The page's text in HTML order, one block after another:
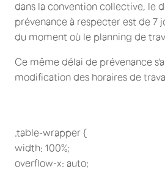
dans la convention collective, le
prévenance à respecter est de 7
du moment où le planning de
Ce même délai de prévenance
modification des horaires de
.table-wrapper {
width: 100%;
overflow-x: auto;